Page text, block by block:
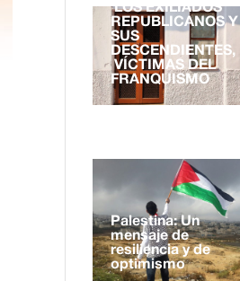
LOS EXILIADOS
REPUBLICANOS Y
SUS
DESCENDIENTES,
VÍCTIMAS DEL
FRANQUISMO
Palestina: Un
mensaje de
resiliencia y de
optimismo